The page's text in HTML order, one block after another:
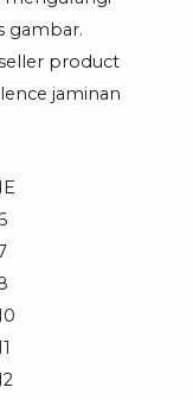
gambar.
product
jaminan